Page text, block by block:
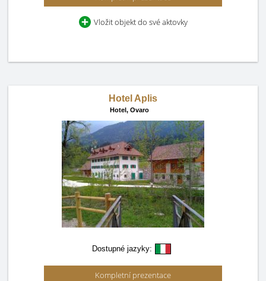
Vložit objekt do své aktovky
Hotel Aplis
Hotel, Ovaro
Dostupné jazyky:
Kompletní prezentace